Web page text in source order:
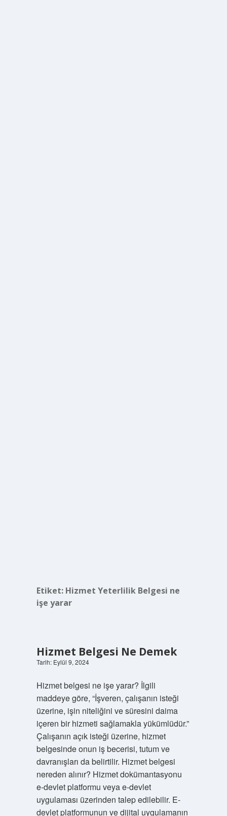
Etiket: Hizmet Yeterlilik Belgesi ne
işe yarar
Hizmet Belgesi Ne Demek
Tarih: Eylül 9, 2024
Hizmet belgesi ne işe yarar? İlgili
maddeye göre, “İşveren, çalışanın isteği
üzerine, işin niteliğini ve süresini daima
içeren bir hizmeti sağlamakla yükümlüdür.”
Çalışanın açık isteği üzerine, hizmet
belgesinde onun iş becerisi, tutum ve
davranışları da belirtilir. Hizmet belgesi
nereden alınır? Hizmet dokümantasyonu
e-devlet platformu veya e-devlet
uygulaması üzerinden talep edilebilir. E-
devlet platformunun ve dijital uygulamanın